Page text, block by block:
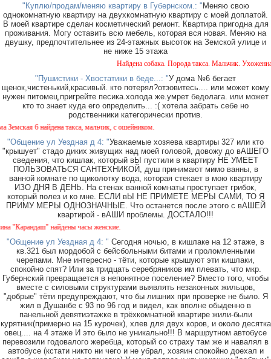
"Куплю/продам/меняю квартиру в Губернском.: "Меняю свою
однокомнатную квартиру на двухкомнатную квартиру с моей доплатой.
В моей квартире сделан косметический ремонт. Квартира пригодна для
проживания. Могу оставить всю мебель, которая вся новая. Меняю на
двушку, предпочтительнее из 24-этажных высоток на Земской улице и
не ниже 15 этажа
Найдена собака. Порода такса. Мальчик.
"Пушистики - Хвостатики в беде...: "У дома №6 бегает
щенок,чистенький,красивый. кто потерял?отзовитесь.... или может кому
нужен питомец,пригрейте песика.холода же.умрет бедолага. или может
кто то знает куда его определить... :( хотела забрать себе но
родственники категорически против.
6 найдена такса, мальчик, с ошейником.
"Общение ул Уездная д 4: "Уважаемые хозяева квартиры 327 или кто
"крышует" стадо диких живущих над моей головой, довожу до вАШЕГО
сведения, что кишлак, который вЫ пустили в квартиру НЕ УМЕЕТ
ПОЛЬЗОВАТЬСЯ САНТЕХНИКОЙ, душ принимают мимо ванны, в
ванной комнате по щиколотку вода, которая стекает в мою квартиру
ИЗО ДНЯ В ДЕНЬ. На стенах ванной комнаты проступает грибок,
который полез и ко мне. ЕСЛИ вЫ НЕ ПРИМЕТЕ МЕРЫ САМИ, ТО Я
ПРИМУ МЕРЫ ОДНОЗНАЧНЫЕ. Что останется после этого с вАШЕЙ
квартирой - вАШИ проблемы. ДОСТАЛО!!!
найдены часы женские.
"Общение ул Уездная д 4: " Сегодня ночью, в кишлаке на 12 этаже, в
кв.321 был мордобой с бейсбольными битами и проломленными
черепами. Мне интересно - тёти, которые крышуют эти кишлаки,
спокойно спят? Или за тридцать серебряников им плевать, что мкр.
Губернский превращается в непонятное поселение? Вместо того, чтобы
вместе с силовыми структурами выявлять незаконных жильцов,
"добрые" тёти предупреждают, что бы лишних при проверке не было. Я
жил в Душанбе с 93 по 96 год и видел, как вполне обыденно в
панельной девятиэтажке в трёхкомнатной квартире жили-были
курятник(примерно на 15 курочек), хлев для двух коров, и около десятка
овец.... на 4 этаже И это было не уникально!!! В маршрутном автобусе
перевозили годовалого жеребца, который со страху там же и навалял в
автобусе (кстати никто ни чего и не убрал, хозяин спокойно доехал и